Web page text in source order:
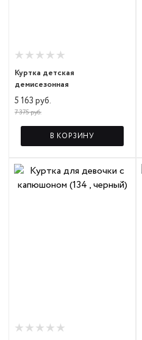
Куртка детская
демисезонная
5 163 руб.
7 375 руб.
В КОРЗИНУ